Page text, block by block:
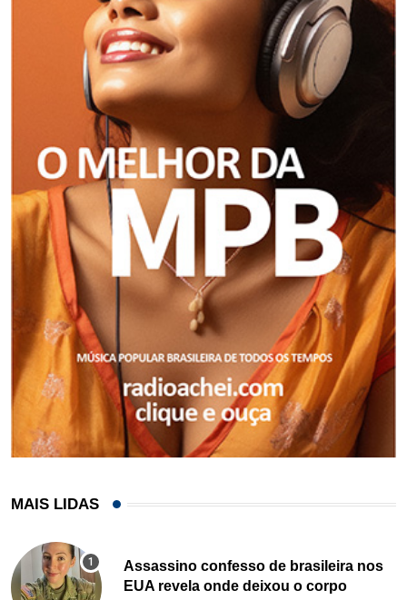
MAIS LIDAS
Assassino confesso de brasileira nos
EUA revela onde deixou o corpo